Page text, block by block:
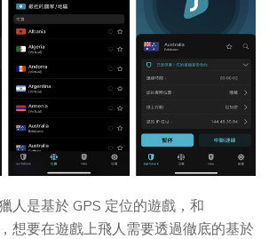
人是基於 GPS 定位的遊戲，和
想要在遊戲上飛人需要透過徹底的基於